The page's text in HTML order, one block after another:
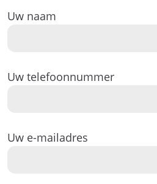
Uw naam
Uw telefoonnummer
Uw e-mailadres